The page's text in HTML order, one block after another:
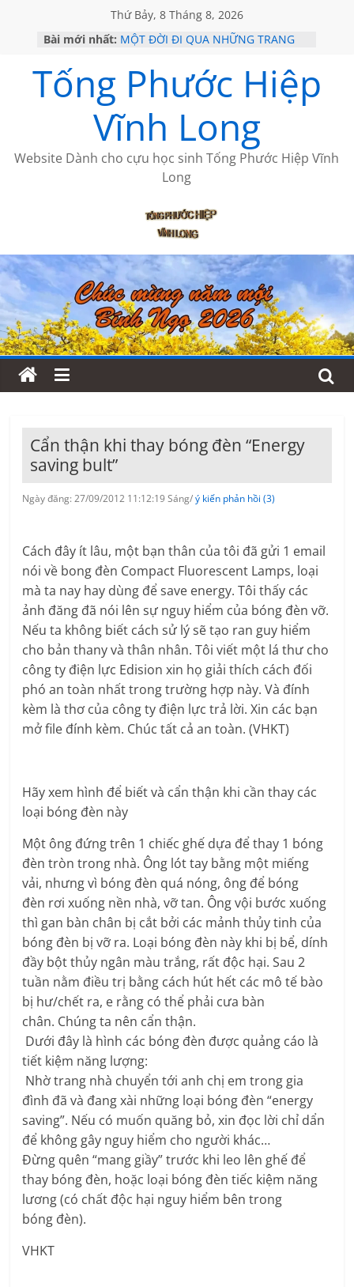
Thứ Bảy, 8 Tháng 8, 2026
Bài mới nhất: MỘT ĐỜI ĐI QUA NHỮNG TRANG
KHÔNG ĐỀ 19 CỦA THÁI LÃO
CHÙM THƠ CỦA BÍCH HÀ
GIÃ TỪ ĐÀ LẠT của ANTH ĐOÀN
HỌC SỬ HỒI XƯA
Tống Phước Hiệp
Vĩnh Long
Website Dành cho cựu học sinh Tống Phước Hiệp Vĩnh
Long
Cẩn thận khi thay bóng đèn “Energy
saving bult”
Ngày đăng: 27/09/2012 11:12:19 Sáng/ý kiến phản hồi (3)
Cách đây ít lâu, một bạn thân của tôi đã gửi 1 email
nói về bong đèn Compact Fluorescent Lamps, loại
mà ta nay hay dùng để save energy. Tôi thấy các
ảnh đăng đã nói lên sự nguy hiểm của bóng đèn vỡ.
Nếu ta không biết cách sử lý sẽ tạo ran guy hiểm
cho bản thany và thân nhân. Tôi viết một lá thư cho
công ty điện lực Edision xin họ giải thích cách đối
phó an toàn nhất trong trường hợp này. Và đính
kèm là thơ của công ty điện lực trả lời. Xin các bạn
mở file đính kèm. Chúc tất cả an toàn. (VHKT)
Hãy xem hình để biết và cẩn thận khi cần thay các
loại bóng đèn này
Một ông đứng trên 1 chiếc ghế dựa để thay 1 bóng
đèn tròn trong nhà. Ông lót tay bằng một miếng
vải, nhưng vì bóng đèn quá nóng, ông để bóng
đèn rơi xuống nền nhà, vỡ tan. Ông vội bước xuống
thì gan bàn chân bị cắt bởi các mảnh thủy tinh của
bóng đèn bị vỡ ra. Loại bóng đèn này khi bị bể, dính
đầy bột thủy ngân màu trắng, rất độc hại. Sau 2
tuần nằm điều trị bằng cách hút hết các mô tế bào
bị hư/chết ra, e rằng có thể phải cưa bàn
chân. Chúng ta nên cẩn thận.
Dưới đây là hình các bóng đèn được quảng cáo là
tiết kiệm năng lượng:
Nhờ trang nhà chuyển tới anh chị em trong gia
đình đã và đang xài những loại bóng đèn “energy
saving”. Nếu có muốn quăng bỏ, xin đọc lời chỉ dẩn
để không gây nguy hiểm cho người khác…
Đừng quên “mang giầy” trước khi leo lên ghế để
thay bóng đèn, hoặc loại bóng đèn tiếc kiệm năng
lương (có chất độc hại nguy hiểm bên trong
bóng đèn).
VHKT